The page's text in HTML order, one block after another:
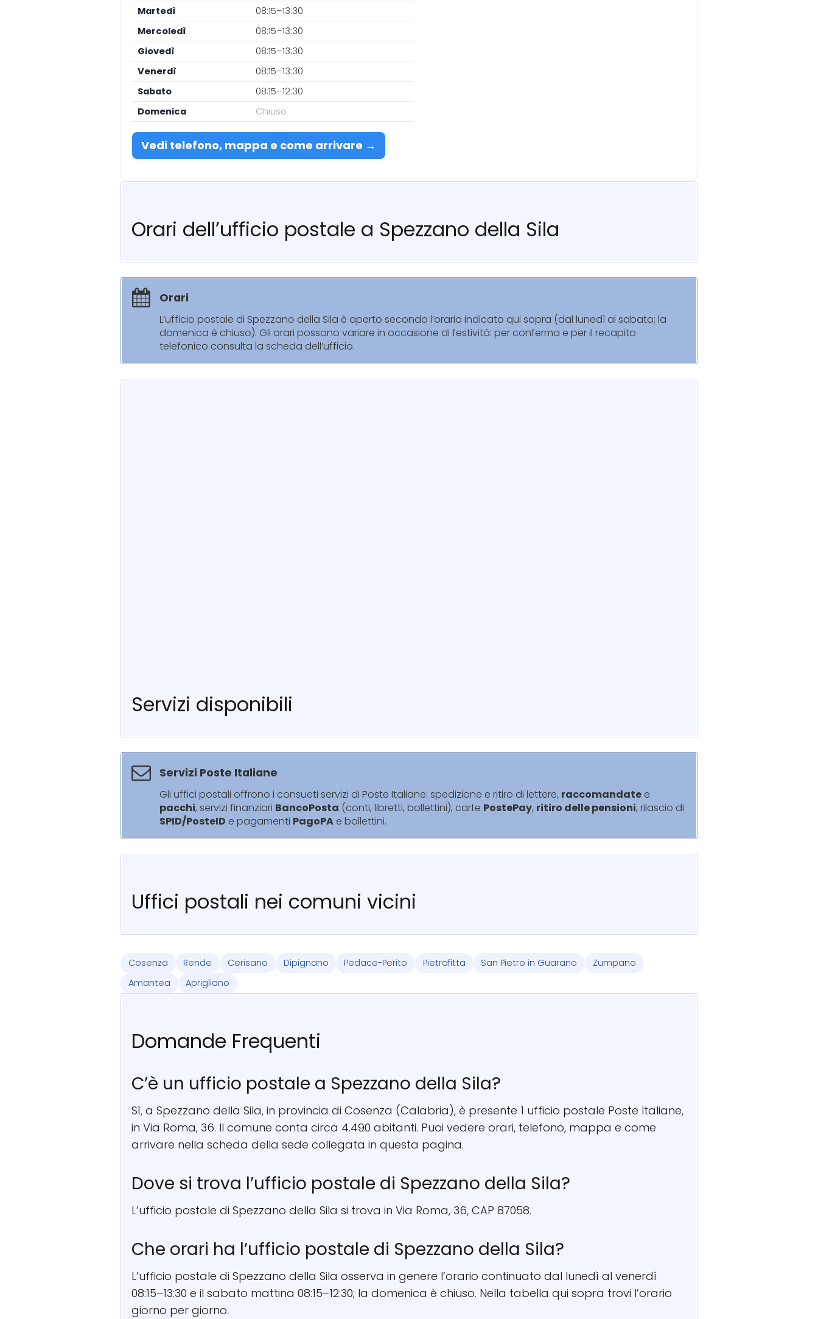
Martedì
08:15–13:30
Mercoledì
08:15–13:30
Giovedì
08:15–13:30
Venerdì
08:15–13:30
Sabato
08:15–12:30
Domenica
Chiuso
Vedi telefono, mappa e come arrivare →
Orari dell’ufficio postale a Spezzano della Sila
Orari
L’ufficio postale di Spezzano della Sila è aperto secondo l’orario indicato qui sopra (dal lunedì al sabato; la
domenica è chiuso). Gli orari possono variare in occasione di festività: per conferma e per il recapito
telefonico consulta la scheda dell’ufficio.
Servizi disponibili
Servizi Poste Italiane
Gli uffici postali offrono i consueti servizi di Poste Italiane: spedizione e ritiro di lettere, raccomandate e
pacchi, servizi finanziari BancoPosta (conti, libretti, bollettini), carte PostePay, ritiro delle pensioni, rilascio di
SPID/PosteID e pagamenti PagoPA e bollettini.
Uffici postali nei comuni vicini
Cosenza Rende Cerisano Dipignano Pedace-Perito Pietrafitta San Pietro in Guarano
Zumpano
Amantea
Aprigliano
Domande Frequenti
C’è un ufficio postale a Spezzano della Sila?
Sì, a Spezzano della Sila, in provincia di Cosenza (Calabria), è presente 1 ufficio postale Poste Italiane,
in Via Roma, 36. Il comune conta circa 4.490 abitanti. Puoi vedere orari, telefono, mappa e come
arrivare nella scheda della sede collegata in questa pagina.
Dove si trova l’ufficio postale di Spezzano della Sila?
L’ufficio postale di Spezzano della Sila si trova in Via Roma, 36, CAP 87058.
Che orari ha l’ufficio postale di Spezzano della Sila?
L’ufficio postale di Spezzano della Sila osserva in genere l’orario continuato dal lunedì al venerdì
08:15–13:30 e il sabato mattina 08:15–12:30; la domenica è chiuso. Nella tabella qui sopra trovi l’orario
giorno per giorno.